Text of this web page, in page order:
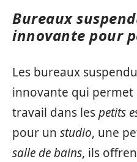
Bureaux
innovante pour
Les bureaux
innovante qui permet
travail dans lespetits
pour un studio, une
salle de bains, ils